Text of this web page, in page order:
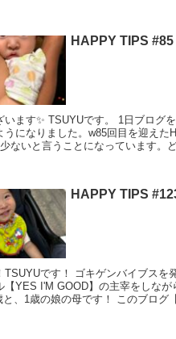
HAPPY TIPS #85
います✨ TSUYUです。 1日ブログ
うになりました。w85回目を迎えた
ないと言うことになっています。
HAPPY TIPS
TSUYUです！ ゴキゲンバイブスを
【YES I'M GOOD】の主宰をしなが
と、1歳の娘の母です！ このブログ